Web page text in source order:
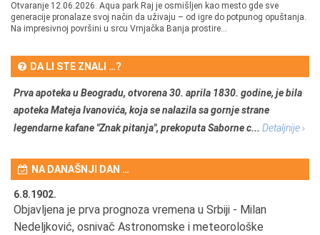
Otvaranje 12.06.2026. Aqua park Raj je osmišljen kao mesto gde sve
generacije pronalaze svoj način da uživaju – od igre do potpunog opuštanja.
Na impresivnoj površini u srcu Vrnjačka Banja prostire...
DA LI STE ZNALI …?
Prva apoteka u Beogradu, otvorena 30. aprila 1830. godine, je bila
apoteka Mateja Ivanovića, koja se nalazila sa gornje strane
legendarne kafane "Znak pitanja", prekoputa Saborne c... Detaljnije ›
NA DANAŠNJI DAN …
6.8.1902.
Objavljena je prva prognoza vremena u Srbiji - Milan
Nedeljković, osnivač Astronomske i meteorološke